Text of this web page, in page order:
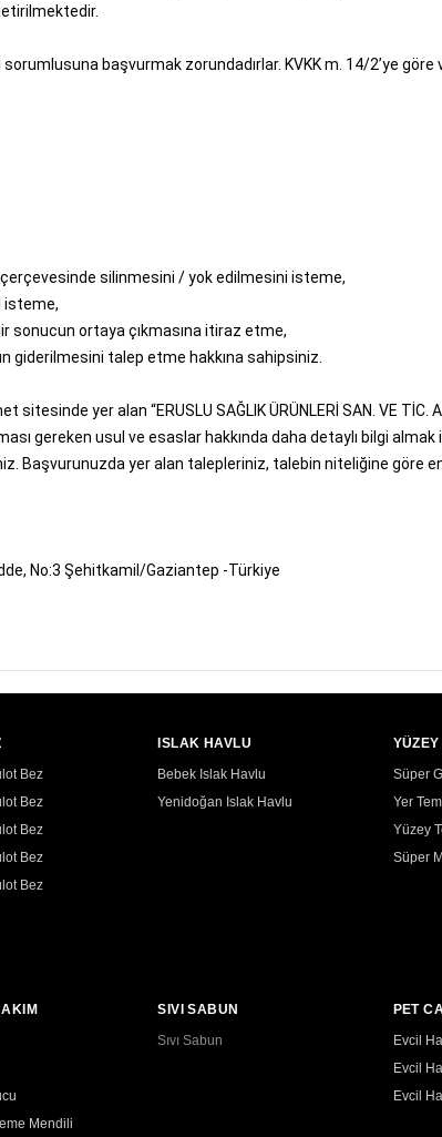
başvurmak zorundadırlar. KVKK m. 14/2’ye
silinmesini / yok edilmesini isteme,
isteme,
sonucun ortaya çıkmasına itiraz etme,
giderilmesini talep etme hakkına sahipsiniz.
yer alan “ERUSLU SAĞLIK ÜRÜNLERİ SAN. VE TİC.
gereken usul ve esaslar hakkında daha detaylı bilgi almak
Başvurunuzda yer alan talepleriniz, talebin niteliğine göre
No:3 Şehitkamil/Gaziantep -Türkiye
Bez
Bez
Bez
Bez
Bez
ISLAK HAVLU
Bebek Islak Havlu
Yenidoğan Islak Havlu
Süper
Yer
Yüzey
Süper
Mendili
SIVI SABUN
Sıvı Sabun
PET
Evcil
Evcil
Evcil